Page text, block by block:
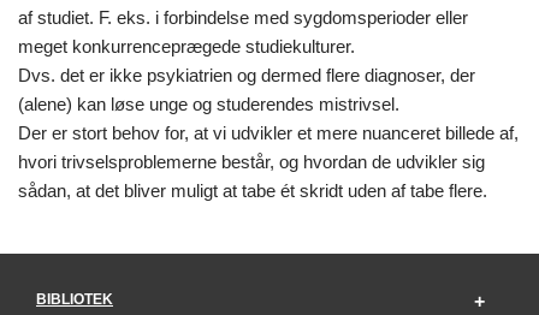
af studiet. F. eks. i forbindelse med sygdomsperioder eller
meget konkurrenceprægede studiekulturer.
Dvs. det er ikke psykiatrien og dermed flere diagnoser, der
(alene) kan løse unge og studerendes mistrivsel.
Der er stort behov for, at vi udvikler et mere nuanceret billede af,
hvori trivselsproblemerne består, og hvordan de udvikler sig
sådan, at det bliver muligt at tabe ét skridt uden af tabe flere.
BIBLIOTEK